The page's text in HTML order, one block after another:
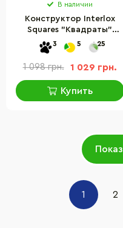
В наличии
Конструктор Interlox
Squares "Квадраты"
Guidecraft G16835, 96
деталей
3 5 25
1 098 грн. 1 029 грн.
Купить
1 2